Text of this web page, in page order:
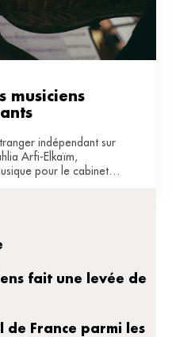
musiciens
indépendant sur
Arfi-Elkaïm,
pour le cabinet
fait une levée de
de France parmi les